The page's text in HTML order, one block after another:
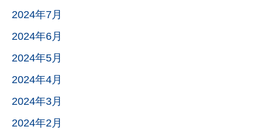
2024年7月
2024年6月
2024年5月
2024年4月
2024年3月
2024年2月